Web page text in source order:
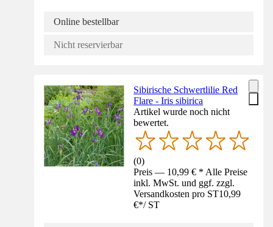
Online bestellbar
Nicht reservierbar
Sibirische Schwertlilie Red
Flare - Iris sibirica
Artikel wurde noch nicht
bewertet.
(0)
Preis — 10,99 € * Alle Preise
inkl. MwSt. und ggf. zzgl.
Versandkosten pro ST10,99
€*/ ST